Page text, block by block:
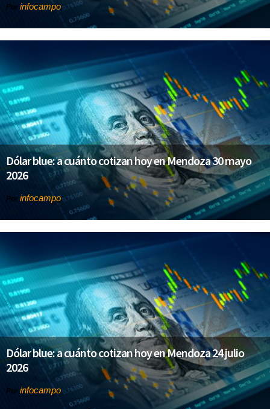
Por infocampo
Dólar blue: a cuánto cotizan hoy en Mendoza 30 mayo
2026
Por infocampo
Dólar blue: a cuánto cotizan hoy en Mendoza 24 julio
2026
Por infocampo